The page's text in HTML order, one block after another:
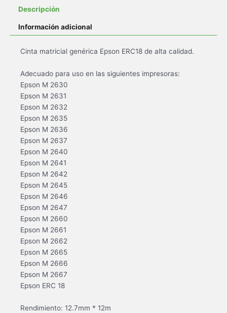
Descripción
Información adicional
Cinta matricial genérica Epson ERC18 de alta calidad.
Adecuado para uso en las siguientes impresoras:
Epson M 2630
Epson M 2631
Epson M 2632
Epson M 2635
Epson M 2636
Epson M 2637
Epson M 2640
Epson M 2641
Epson M 2642
Epson M 2645
Epson M 2646
Epson M 2647
Epson M 2660
Epson M 2661
Epson M 2662
Epson M 2665
Epson M 2666
Epson M 2667
Epson ERC 18
Rendimiento: 12.7mm * 12m